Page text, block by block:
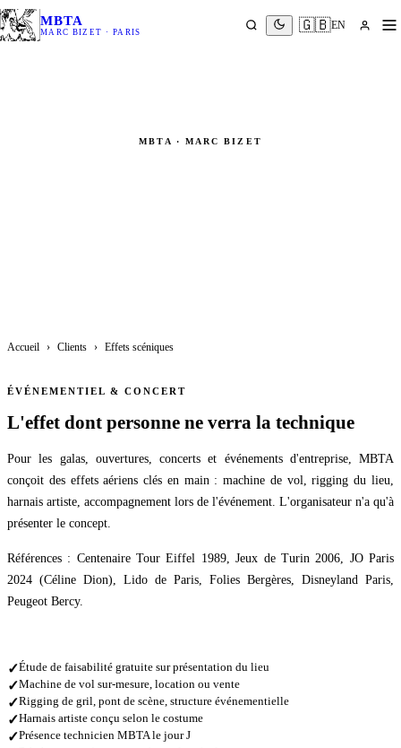
MBTA
MARC BIZET · PARIS 🇬🇧EN
MBTA · MARC BIZET
Accueil › Clients › Effets scéniques
ÉVÉNEMENTIEL & CONCERT
L'effet dont personne ne verra la technique
Pour les galas, ouvertures, concerts et événements d'entreprise, MBTA
conçoit des effets aériens clés en main : machine de vol, rigging du lieu,
harnais artiste, accompagnement lors de l'événement. L'organisateur n'a qu'à
présenter le concept.
Références : Centenaire Tour Eiffel 1989, Jeux de Turin 2006, JO Paris
2024 (Céline Dion), Lido de Paris, Folies Bergères, Disneyland Paris,
Peugeot Bercy.
✓Étude de faisabilité gratuite sur présentation du lieu
✓Machine de vol sur-mesure, location ou vente
✓Rigging de gril, pont de scène, structure événementielle
✓Harnais artiste conçu selon le costume
✓Présence technicien MBTA le jour J